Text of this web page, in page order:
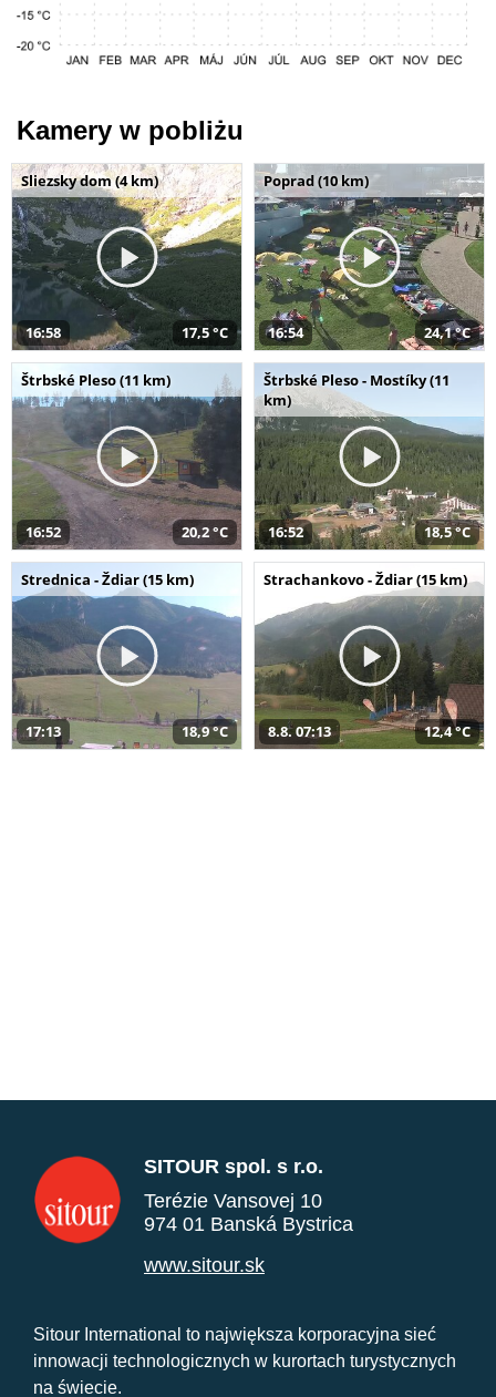
Kamery w pobliżu
Sliezsky dom (4 km)
16:58 17,5 °C
Poprad (10 km)
16:54 24,1 °C
Štrbské Pleso (11 km)
16:52 20,2 °C
Štrbské Pleso - Mostíky (11
km)
16:52 18,5 °C
Strednica - Ždiar (15 km)
17:13 18,9 °C
Strachankovo - Ždiar (15 km)
8.8. 07:13 12,4 °C
SITOUR spol. s r.o.
Terézie Vansovej 10
974 01 Banská Bystrica
www.sitour.sk
Sitour International to największa korporacyjna sieć
innowacji technologicznych w kurortach turystycznych
na świecie.